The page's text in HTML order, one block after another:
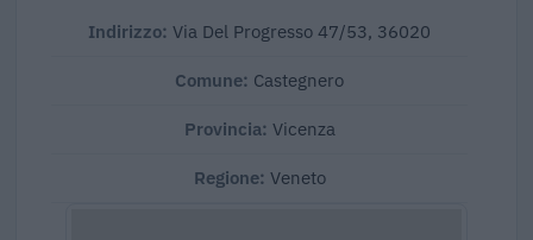
Indirizzo: Via Del Progresso 47/53, 36020
Comune: Castegnero
Provincia: Vicenza
Regione: Veneto